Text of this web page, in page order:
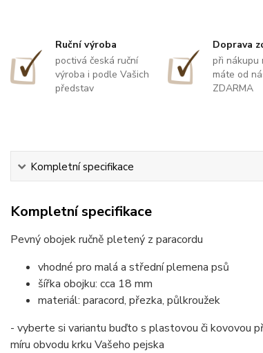
Ruční výroba
poctivá česká ruční
výroba i podle Vašich
představ
Doprava
při nákupu
máte od
ZDARMA
Kompletní specifikace
Kompletní specifikace
Pevný obojek ručně pletený z paracordu
vhodné pro malá a střední plemena psů
šířka obojku: cca 18 mm
materiál: paracord, přezka, půlkroužek
- vyberte si variantu buďto s plastovou či kovovou
míru obvodu krku Vašeho pejska